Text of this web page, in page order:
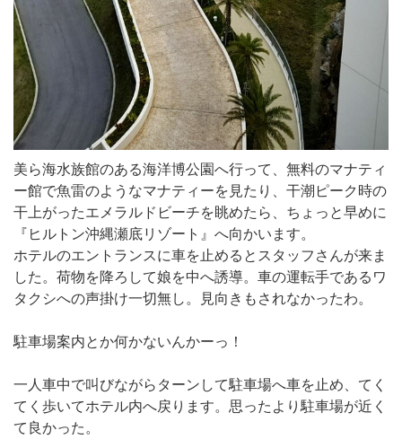
美ら海水族館のある海洋博公園へ行って、無料のマナティ
ー館で魚雷のようなマナティーを見たり、干潮ピーク時の
干上がったエメラルドビーチを眺めたら、ちょっと早めに
『ヒルトン沖縄瀬底リゾート』へ向かいます。
ホテルのエントランスに車を止めるとスタッフさんが来ま
した。荷物を降ろして娘を中へ誘導。車の運転手であるワ
タクシへの声掛け一切無し。見向きもされなかったわ。
駐車場案内とか何かないんかーっ！
一人車中で叫びながらターンして駐車場へ車を止め、てく
てく歩いてホテル内へ戻ります。思ったより駐車場が近く
て良かった。